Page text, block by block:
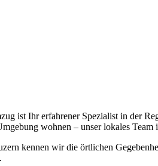
ist Ihr erfahrener Spezialist in der
wohnen – unser lokales Team
kennen wir die örtlichen